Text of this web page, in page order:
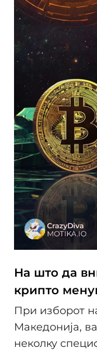
На што да
крипто
При изборот
Македонија,
неколку